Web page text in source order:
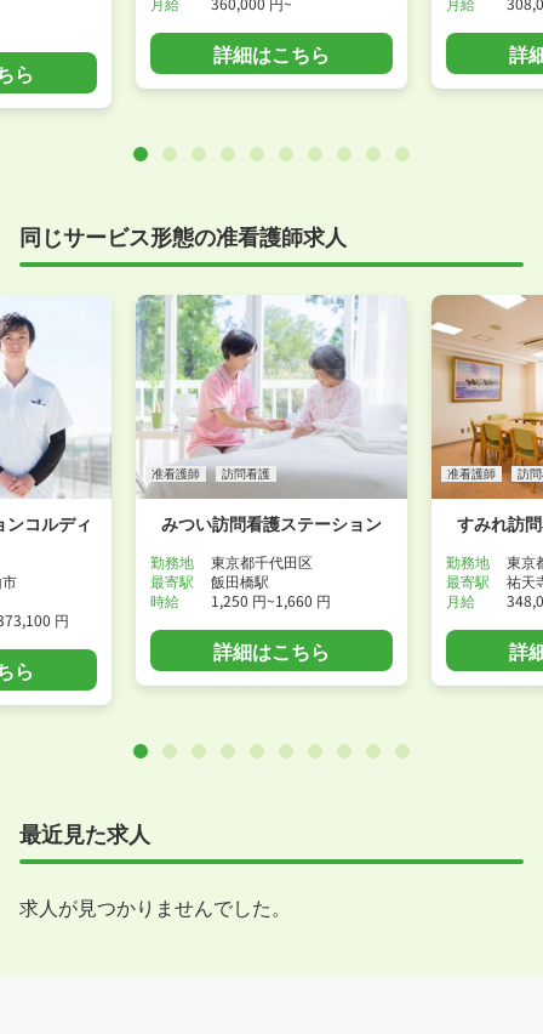
ら
詳細はこちら 詳
同じサービス形態の准看護師求人
コルディ
円
ら
准看護師 訪問看護
みつい訪問看護ステーション
勤務地
東京都千代田区
最寄駅
飯田橋駅
時給
1,250 円~1,660 円
詳細はこちら
准看護師 訪
すみれ訪
勤務地
東京
最寄駅
祐天
月給
詳
最近見た求人
求人が見つかりませんでした。